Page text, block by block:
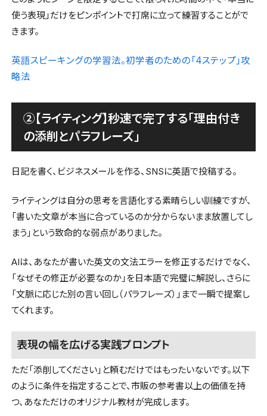
使う表現」だけをピンポイントで打席に立って練習することがで
きます。
英語スピーキングの学習法。初学者のための「4ステップ」攻
略法
②【ライティング】秒速で完了する「理由付き
の添削とパラフレーズ」
日記を書く、ビジネスメールを作る、SNSに英語で投稿する。
ライティングは自分の思考を言語化する素晴らしい訓練ですが、
「書いた文章が本当に合っているのか分からないまま放置してし
まう」という致命的な弱点がありました。
AIは、あなたが書いた英文の文法エラーを修正するだけでなく、
「なぜその修正が必要なのか」を日本語で完璧に解説し、さらに
「文脈に応じた別の言い回し（パラフレーズ）」まで一瞬で提案し
てくれます。
表現の幅を広げる実践プロンプト
ただ「添削してください」と頼むだけではもったいないです。以下
のように条件を指定することで、市販の参考書以上の価値を持
つ、あなただけのオリジナル教材が完成します。